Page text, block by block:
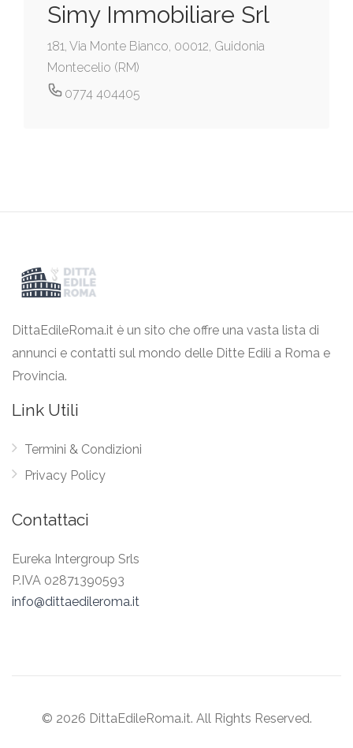
Simy Immobiliare Srl
181, Via Monte Bianco, 00012, Guidonia
Montecelio (RM)
0774 404405
DittaEdileRoma.it è un sito che offre una vasta lista di
annunci e contatti sul mondo delle Ditte Edili a Roma e
Provincia.
Link Utili
Termini & Condizioni
Privacy Policy
Contattaci
Eureka Intergroup Srls
P.IVA 02871390593
info@dittaedileroma.it
© 2026 DittaEdileRoma.it. All Rights Reserved.